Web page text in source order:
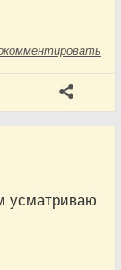
усматриваю